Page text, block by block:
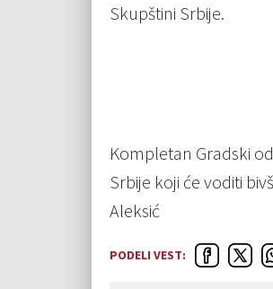
Skupštini Srbije.
Kompletan Gradski
Srbije koji će voditi
Aleksić
PODELI VEST: